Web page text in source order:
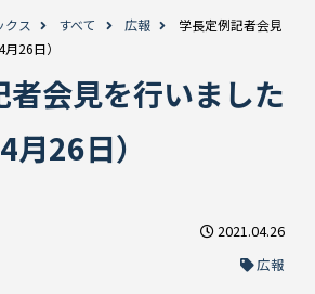
クス すべて 広報
学長定例記者会見
26日）
者会見を行いました
月26日）
2021.04.26
広報